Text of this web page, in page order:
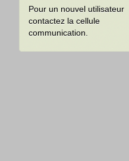
Pour un nouvel utilisateur
contactez la cellule
communication.